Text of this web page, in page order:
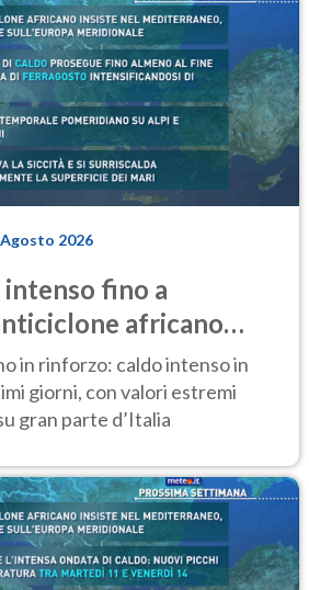
2026
fino a
africano
in rinforzo: caldo intenso in
giorni, con valori estremi
gran parte d’Italia